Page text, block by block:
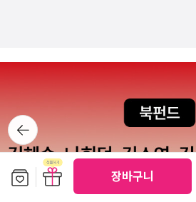
장바구니
응시하면서.ㅡ잇사(하이쿠, 차례 중) 왜
앉아 있던 교회 안으로 햇빛이 쏟아지
교회. 눈부신 빛. 자신을 반기는 그 초월
락거리다가 여자들의 품에 안기던 자신.
바다에 들어갔다가 해변으로 돌아오는
몇 번이나.네게 축복이 깃들기를. 어머
포함하면, '주경철 세트'가 되겠다. 두
번에 2권이 나왔다. 프랑스 역사학의 장
싶다. 그런 책으로는 작년에 나온 <날
대표적이었다. 3. 사회과학 주진우 기
추격기>(푸른숲, 2017)와 한국사회와
으로 MBC 해직기자 박성제의 <권력
뒤로가
기